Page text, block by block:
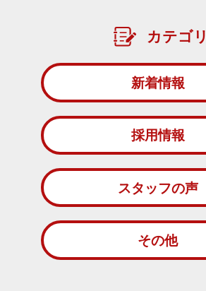
カテゴリ
新着情報
採用情報
スタッフの声
その他